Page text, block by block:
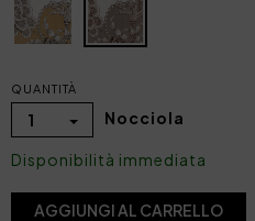
QUANTITÀ
1 Nocciola
Disponibilità immediata
AGGIUNGI AL CARRELLO